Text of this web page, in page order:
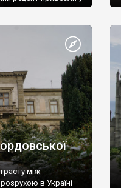
між
в Україні